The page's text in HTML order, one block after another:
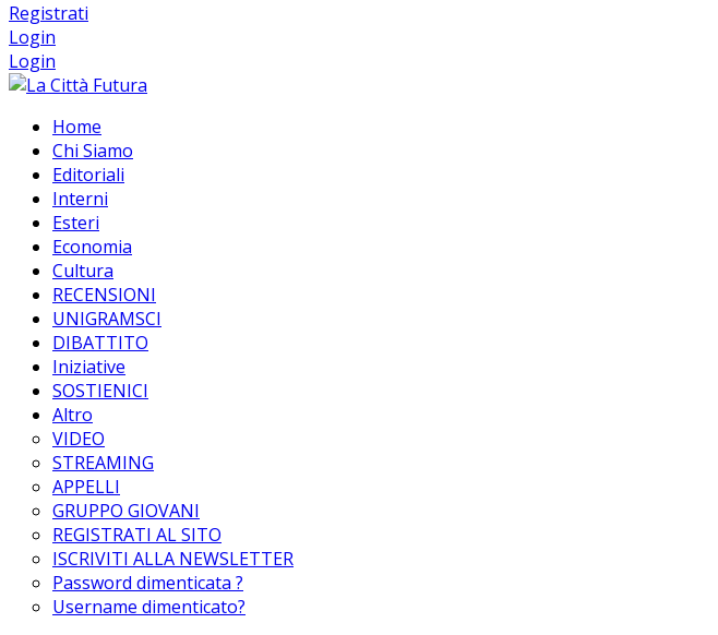
Registrati
Login
Login
Home
Chi Siamo
Editoriali
Interni
Esteri
Economia
Cultura
RECENSIONI
UNIGRAMSCI
DIBATTITO
Iniziative
SOSTIENICI
Altro
VIDEO
STREAMING
APPELLI
GRUPPO GIOVANI
REGISTRATI AL SITO
ISCRIVITI ALLA NEWSLETTER
Password dimenticata ?
Username dimenticato?